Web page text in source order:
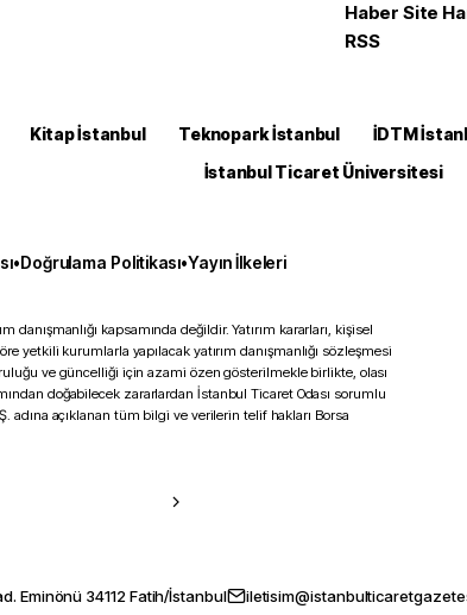
Haber Site
RSS
Kitap İstanbul Teknopark İstanbul İDTM
İstanbul Ticaret Üniversitesi
•Doğrulama Politikası•Yayın İlkeleri
kapsamında değildir. Yatırım kararları, kişisel
kurumlarla yapılacak yatırım danışmanlığı sözleşmesi
ve güncelliği için azami özen gösterilmekle birlikte, olası
doğabilecek zararlardan İstanbul Ticaret Odası sorumlu
adına açıklanan tüm bilgi ve verilerin telif hakları Borsa
Eminönü 34112 Fatih/İstanbul